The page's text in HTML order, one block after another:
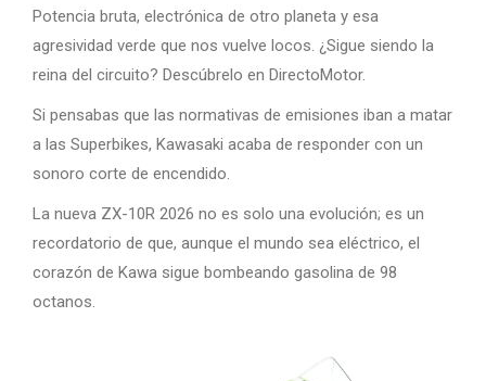
Potencia bruta, electrónica de otro planeta y esa
agresividad verde que nos vuelve locos. ¿Sigue siendo la
reina del circuito? Descúbrelo en DirectoMotor.
Si pensabas que las normativas de emisiones iban a matar
a las Superbikes, Kawasaki acaba de responder con un
sonoro corte de encendido.
La nueva ZX-10R 2026 no es solo una evolución; es un
recordatorio de que, aunque el mundo sea eléctrico, el
corazón de Kawa sigue bombeando gasolina de 98
octanos.